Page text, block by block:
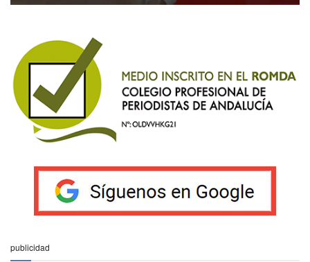
publicidad